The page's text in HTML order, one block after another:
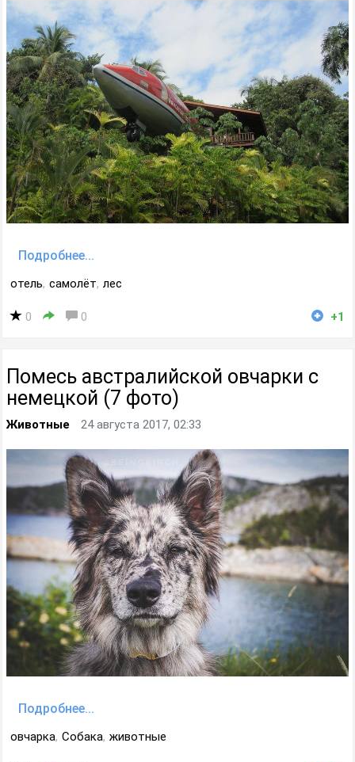
Подробнее...
отель, самолёт, лес
0 0 +1
Помесь австралийской овчарки с
немецкой (7 фото)
Животные 24 августа 2017, 02:33
Подробнее...
овчарка, Собака, животные